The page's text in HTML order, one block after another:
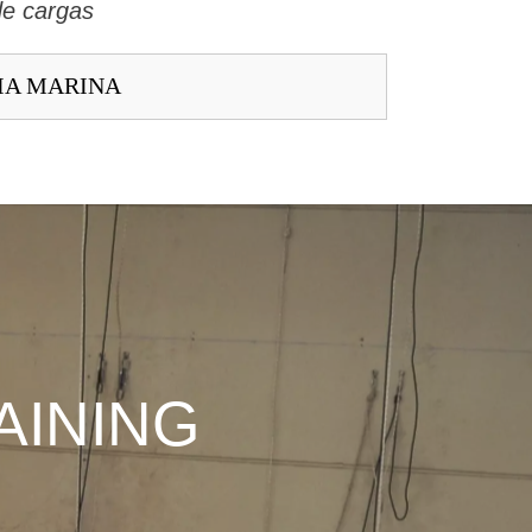
cargas
MARINA